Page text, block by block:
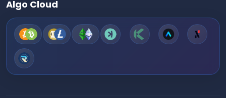
Algo Cloud